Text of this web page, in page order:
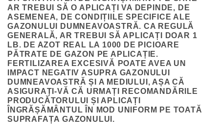
AR TREBUI SĂ O APLICAȚI VA DEPINDE, DE
ASEMENEA, DE CONDIȚIILE SPECIFICE ALE
GAZONULUI DUMNEAVOASTRĂ. CA REGULĂ
GENERALĂ, AR TREBUI SĂ APLICAȚI DOAR 1
LB. DE AZOT REAL LA 1000 DE PICIOARE
PĂTRATE DE GAZON PE APLICAȚIE.
FERTILIZAREA EXCESIVĂ POATE AVEA UN
IMPACT NEGATIV ASUPRA GAZONULUI
DUMNEAVOASTRĂ ȘI A MEDIULUI, AȘA CĂ
ASIGURAȚI-VĂ CĂ URMAȚI RECOMANDĂRILE
PRODUCĂTORULUI ȘI APLICAȚI
ÎNGRĂȘĂMÂNTUL ÎN MOD UNIFORM PE TOATĂ
SUPRAFAȚA GAZONULUI.